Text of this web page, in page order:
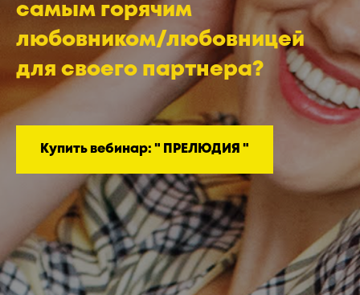
самым горячим
любовником/любовницей
для своего партнера?
Купить вебинар: " ПРЕЛЮДИЯ "